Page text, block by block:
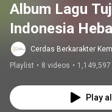
Album Lagu
Indonesia
Cerdas Berkarakter
Playlist • 8 videos •
Play all